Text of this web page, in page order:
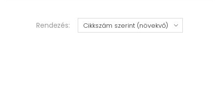
Rendezés: